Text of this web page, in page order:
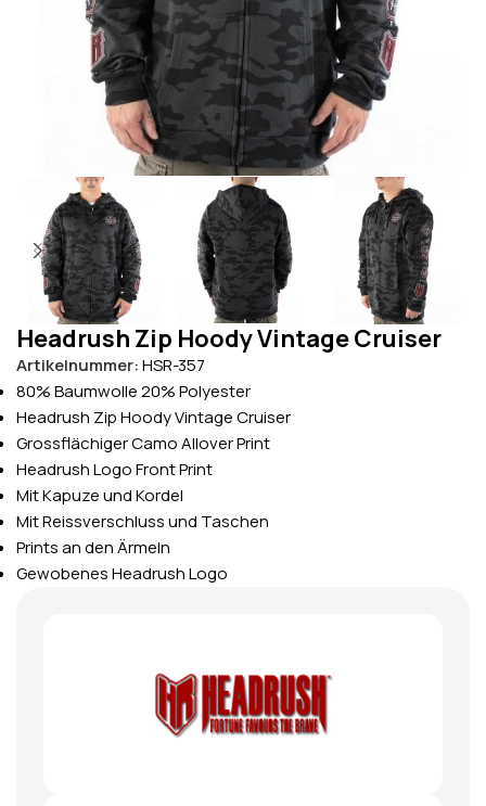
Headrush Zip Hoody Vintage Cruiser
Artikelnummer:HSR-357
80% Baumwolle 20% Polyester
Headrush Zip Hoody Vintage Cruiser
Grossflächiger Camo Allover Print
Headrush Logo Front Print
Mit Kapuze und Kordel
Mit Reissverschluss und Taschen
Prints an den Ärmeln
Gewobenes Headrush Logo